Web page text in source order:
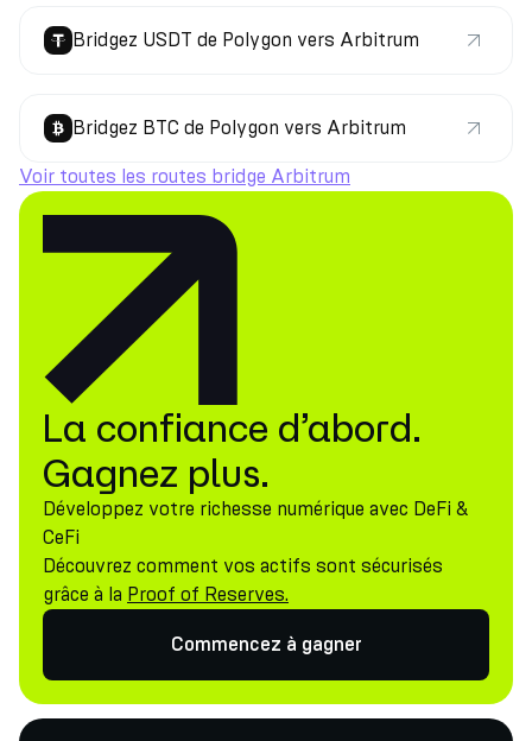
Bridgez USDT de Polygon vers Arbitrum
Bridgez BTC de Polygon vers Arbitrum
Voir toutes les routes bridge Arbitrum
La confiance d’abord.
Gagnez plus.
Développez votre richesse numérique avec DeFi &
CeFi
Découvrez comment vos actifs sont sécurisés
grâce à la Proof of Reserves.
Commencez à gagner